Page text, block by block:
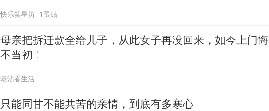
快乐笑星坊 1跟贴
母亲把拆迁款全给儿子，从此女子再没回来，如今上门悔
不当初！
老沾看生活
只能同甘不能共苦的亲情，到底有多寒心